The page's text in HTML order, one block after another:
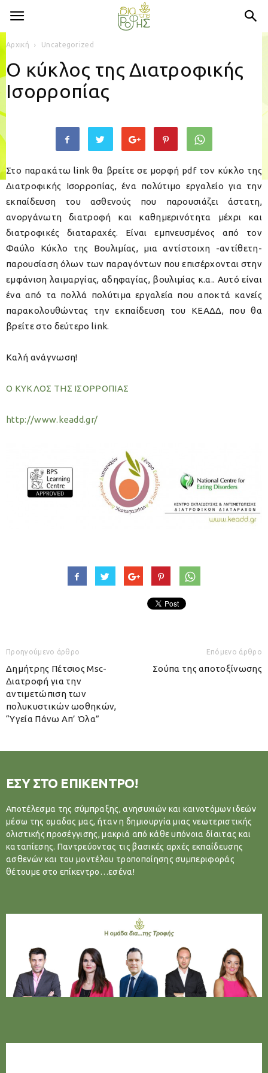
Αρχική Uncategorized
Ο κύκλος της Διατροφικής
Ισορροπίας
Στο παρακάτω link θα βρείτε σε μορφή pdf τον κύκλο της
Διατροφικής Ισορροπίας, ένα πολύτιμο εργαλείο για την
εκπαίδευση του ασθενούς που παρουσιάζει άστατη,
ανοργάνωτη διατροφή και καθημερινότητα μέχρι και
διατροφικές διαταραχές. Είναι εμπνευσμένος από τον
Φαύλο Κύκλο της Βουλιμίας, μια αντίστοιχη -αντίθετη-
παρουσίαση όλων των παραγόντων που επισέρχονται στην
εμφάνιση λαιμαργίας, αδηφαγίας, βουλιμίας κ.α.. Αυτό είναι
ένα από τα πολλά πολύτιμα εργαλεία που αποκτά κανείς
παρακολουθώντας την εκπαίδευση του ΚΕΑΔΔ, που θα
βρείτε στο δεύτερο link.
Καλή ανάγνωση!
Ο ΚΥΚΛΟΣ ΤΗΣ ΙΣΟΡΡΟΠΙΑΣ
http://www.keadd.gr/
Προηγούμενο άρθρο
Δημήτρης Πέτσιος Msc-
Διατροφή για την
αντιμετώπιση των
πολυκυστικών ωοθηκών,
“Υγεία Πάνω Απ’ Όλα”
Επόμενο άρθρο
Σούπα της αποτοξίνωσης
ΕΣΥ ΣΤΟ ΕΠΙΚΕΝΤΡΟ!
Αποτέλεσμα της σύμπραξης, ανησυχιών και καινοτόμων ιδεών
μέσω της ομαδας μας, ήταν η δημιουργία μιας νεωτεριστικής
ολιστικής προσέγγισης, μακριά από κάθε υπόνοια δίαιτας και
καταπίεσης. Παντρεύοντας τις βασικές αρχές εκπαίδευσης
ασθενών και του μοντέλου τροποποίησης συμπεριφοράς
θέτουμε στο επίκεντρο…εσένα!